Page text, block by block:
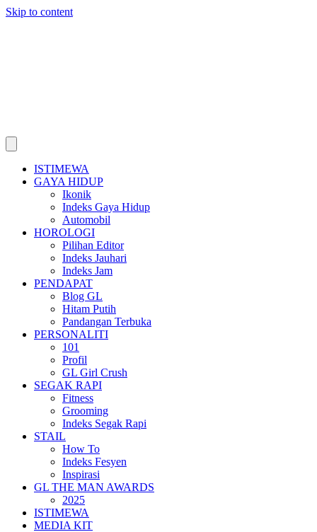
Skip to content
ISTIMEWA
GAYA HIDUP
Ikonik
Indeks Gaya Hidup
Automobil
HOROLOGI
Pilihan Editor
Indeks Jauhari
Indeks Jam
PENDAPAT
Blog GL
Hitam Putih
Pandangan Terbuka
PERSONALITI
101
Profil
GL Girl Crush
SEGAK RAPI
Fitness
Grooming
Indeks Segak Rapi
STAIL
How To
Indeks Fesyen
Inspirasi
GL THE MAN AWARDS
2025
ISTIMEWA
MEDIA KIT